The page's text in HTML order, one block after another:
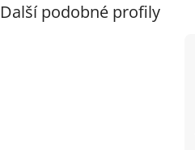
Další podobné profily